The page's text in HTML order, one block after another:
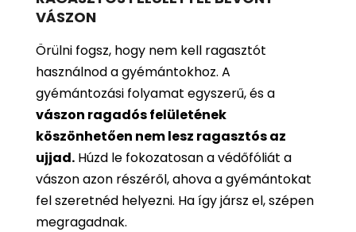
VÁSZON
Örülni fogsz, hogy nem kell ragasztót
használnod a gyémántokhoz. A
gyémántozási folyamat egyszerű, és a
vászon ragadós felületének
köszönhetően nem lesz ragasztós az
ujjad. Húzd le fokozatosan a védőfóliát a
vászon azon részéről, ahova a gyémántokat
fel szeretnéd helyezni. Ha így jársz el, szépen
megragadnak.